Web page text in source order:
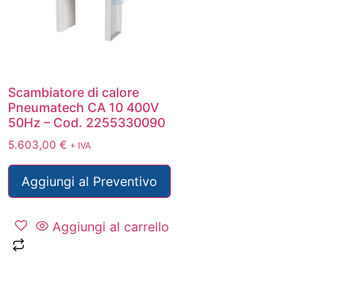
Scambiatore di calore
Pneumatech CA 10 400V
50Hz – Cod. 2255330090
5.603,00 € + IVA
Aggiungi al Preventivo
Aggiungi al carrello